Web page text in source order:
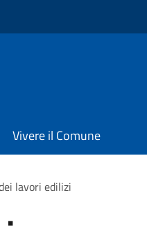
Vivere il Comune
lavori edilizi